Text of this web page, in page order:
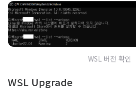
WSL 버전 확인
WSL Upgrade